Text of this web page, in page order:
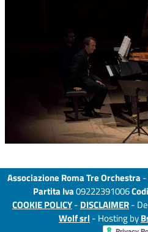
Associazione Roma Tre Orchestra
Partita Iva09222391006
COOKIE POLICY- DISCLAIMER-
Wolf srl - Hosting by